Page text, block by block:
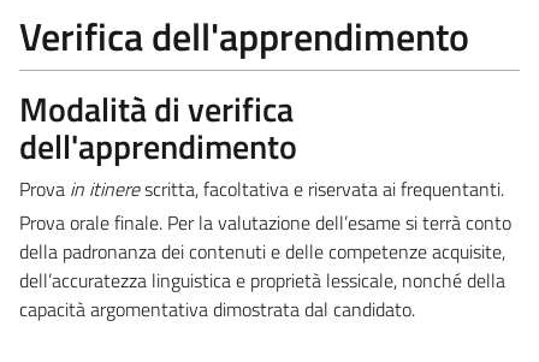
Verifica dell'apprendimento
Modalità di verifica
dell'apprendimento
Prova in itinerescritta, facoltativa e riservata ai frequentanti.
Prova orale finale. Per la valutazione dell’esame si terrà conto
della padronanza dei contenuti e delle competenze acquisite,
dell’accuratezza linguistica e proprietà lessicale, nonché della
capacità argomentativa dimostrata dal candidato.